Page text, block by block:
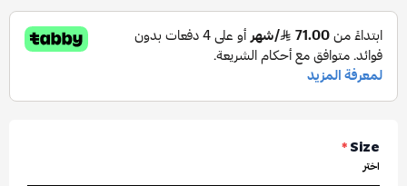
Size
*
اختر